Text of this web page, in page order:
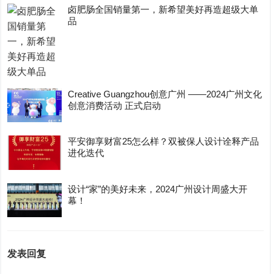
卤肥肠全国销量第一，新希望美好再造超级大单
品
Creative Guangzhou创意广州 ——2024广州文化
创意消费活动 正式启动
平安御享财富25怎么样？双被保人设计诠释产品
进化迭代
设计“家”的美好未来，2024广州设计周盛大开
幕！
发表回复